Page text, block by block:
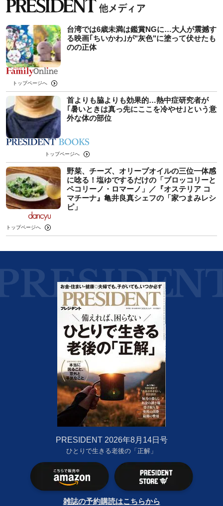
台湾では6歳未満は鑑賞NGに…大人が震撼す
る映画｢ちいかわ｣が"灰色"に塗って伏せたも
のの正体
トップページへ
首よりも脇よりも効果的…熱中症研究者が
｢暑いときは真っ先にここを冷やせ｣という意
外な体の部位
トップページへ
野菜、チーズ、オリーブオイルの三位一体感
に唸る！塩ゆでするだけの「ブロッコリーと
ペコリーノ・ロマーノ」／『オステリア コ
マチーナ』亀井良真シェフの「家つまみレシ
ピ」
トップページへ
PRESIDENT 2026年8月14日号
ひとりで生きる老後の「正解」
雑誌の予約購読はこちらから